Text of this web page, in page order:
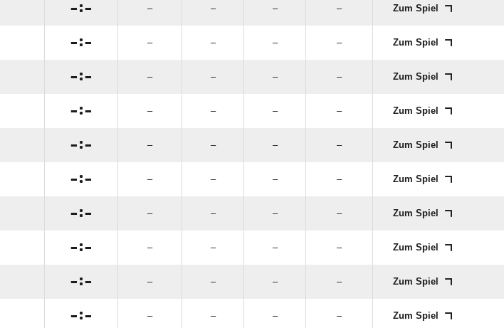
: – – – – Zum Spiel
: – – – – Zum Spiel
: – – – – Zum Spiel
: – – – – Zum Spiel
: – – – – Zum Spiel
: – – – – Zum Spiel
: – – – – Zum Spiel
: – – – – Zum Spiel
: – – – – Zum Spiel
: – – – – Zum Spiel